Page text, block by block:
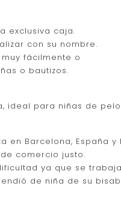
exclusiva caja.
con su nombre.
fácilmente o
o bautizos.
ideal para niñas de
en Barcelona, España
comercio justo.
ya que se
de niña de su